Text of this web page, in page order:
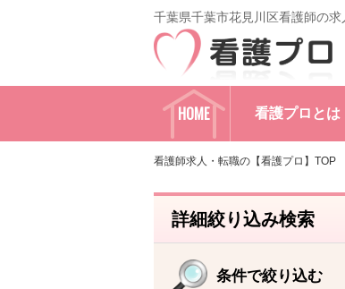
千葉県千葉市花見川区看護師の
HOME 看護プロとは
看護師求人・転職の【看護プロ】TOP
詳細絞り込み検索
条件で絞り込む